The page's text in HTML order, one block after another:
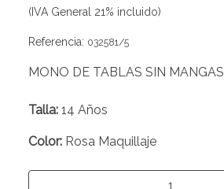
(IVA General 21% incluido)
Referencia: 032581/5
MONO DE TABLAS SIN MANGAS
Talla: 14 Años
Color: Rosa Maquillaje